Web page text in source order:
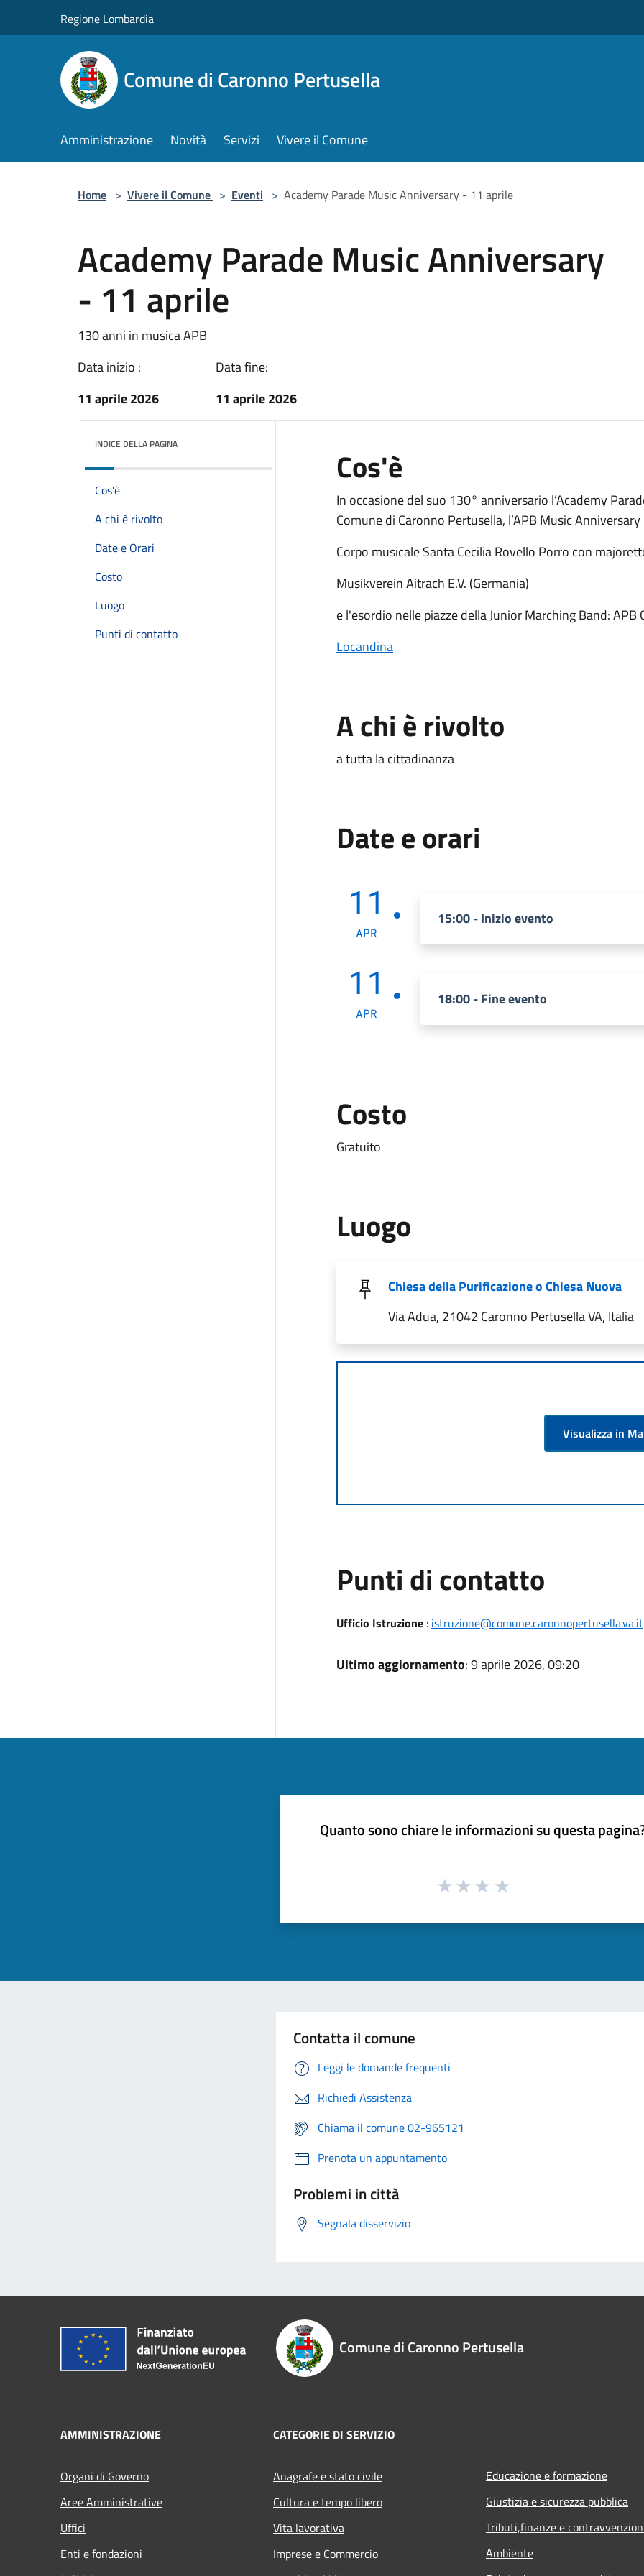
Regione Lombardia
Comune di Caronno Pertusella
Amministrazione Novità Servizi Vivere il Comune
Home > Vivere il Comune > Eventi > Academy Parade Music Anniversary - 11 aprile
Academy Parade Music Anniversary
- 11 aprile
130 anni in musica APB
Data inizio :
11 aprile 2026
Data fine:
11 aprile 2026
INDICE DELLA PAGINA
Cos'è
A chi è rivolto
Date e Orari
Costo
Luogo
Punti di contatto
Cos'è
In occasione del suo 130° anniversario l’Academy
Comune di Caronno Pertusella, l’APB Music Anniversary
Corpo musicale Santa Cecilia Rovello Porro con
Musikverein Aitrach E.V. (Germania)
e l'esordio nelle piazze della Junior Marching Band: APB
Locandina
A chi è rivolto
a tutta la cittadinanza
Date e orari
11
APR
15:00 - Inizio evento
11
APR
18:00 - Fine evento
Costo
Gratuito
Luogo
Chiesa della Purificazione o Chiesa Nuova
Via Adua, 21042 Caronno Pertusella VA, Italia
Visualizza in
Punti di contatto
Ufficio Istruzione: istruzione@comune.caronnopertusella.va.it
Ultimo aggiornamento: 9 aprile 2026, 09:20
Quanto sono chiare le informazioni su questa
Contatta il comune
Leggi le domande frequenti
Richiedi Assistenza
Chiama il comune 02-965121
Prenota un appuntamento
Problemi in città
Segnala disservizio
Comune di Caronno Pertusella
AMMINISTRAZIONE
Organi di Governo
Aree Amministrative
Uffici
Enti e fondazioni
CATEGORIE DI SERVIZIO
Anagrafe e stato civile
Cultura e tempo libero
Vita lavorativa
Imprese e Commercio
Educazione e formazione
Giustizia e sicurezza pubblica
Tributi,finanze e
Ambiente